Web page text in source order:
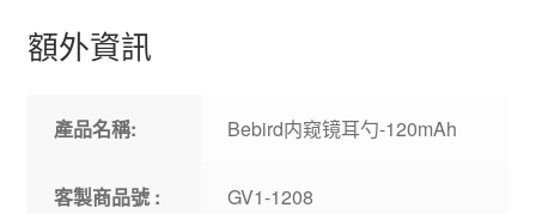
額外資訊
產品名稱: Bebird内窥镜耳勺-120mAh
客製商品號 : GV1-1208